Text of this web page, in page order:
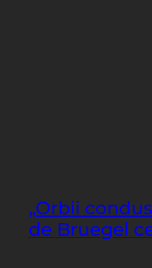
„Orbii
de Bruegel